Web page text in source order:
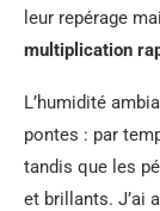
leur repérage
multiplication
L’humidité
pontes : par
tandis que les
et brillants. J’ai